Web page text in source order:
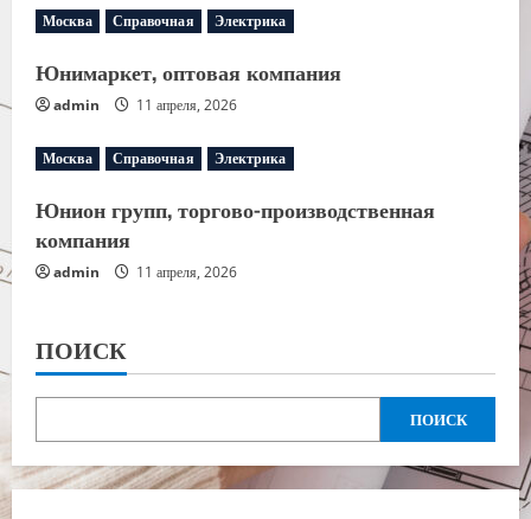
Москва Справочная Электрика
Юнимаркет, оптовая компания
admin 11 апреля, 2026
Москва Справочная Электрика
Юнион групп, торгово-производственная
компания
admin 11 апреля, 2026
ПОИСК
ПОИСК